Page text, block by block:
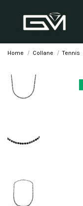
Home Collane Tennis